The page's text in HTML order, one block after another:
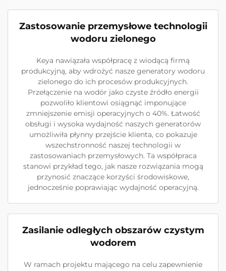
Zastosowanie przemysłowe technologii
wodoru zielonego
Keya nawiązała współpracę z wiodącą firmą
produkcyjną, aby wdrożyć nasze generatory wodoru
zielonego do ich procesów produkcyjnych.
Przełączenie na wodór jako czyste źródło energii
pozwoliło klientowi osiągnąć imponujące
zmniejszenie emisji operacyjnych o 40%. Łatwość
obsługi i wysoka wydajność naszych generatorów
umożliwiła płynny przejście klienta, co pokazuje
wszechstronność naszej technologii w
zastosowaniach przemysłowych. Ta współpraca
stanowi przykład tego, jak nasze rozwiązania mogą
przynosić znaczące korzyści środowiskowe,
jednocześnie poprawiając wydajność operacyjną.
Zasilanie odległych obszarów czystym
wodorem
W ramach projektu mającego na celu zapewnienie